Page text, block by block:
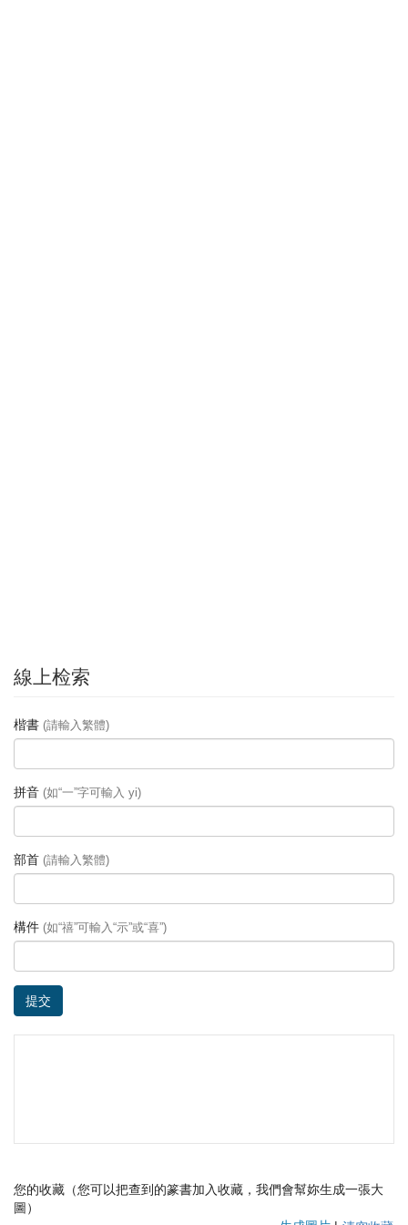
線上检索
楷書 (請輸入繁體)
拼音 (如“一”字可輸入 yi)
部首 (請輸入繁體)
構件 (如“禧”可輸入“示”或“喜”)
提交
您的收藏（您可以把查到的篆書加入收藏，我們會幫妳生成一張大
圖）